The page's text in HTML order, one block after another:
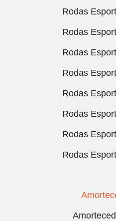
Rodas
Rodas
Rodas
Rodas
Rodas
Rodas
Rodas
Rodas